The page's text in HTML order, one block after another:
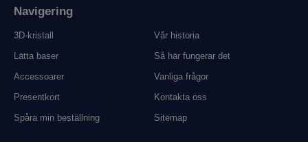
Navigering
3D-kristall
Vår historia
Lätta baser
Så här fungerar det
Accessoarer
Vanliga frågor
Presentkort
Kontakta oss
Spåra min beställning
Sitemap